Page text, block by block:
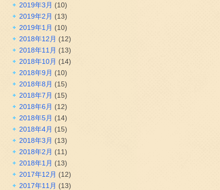
2019年3月 (10)
2019年2月 (13)
2019年1月 (10)
2018年12月 (12)
2018年11月 (13)
2018年10月 (14)
2018年9月 (10)
2018年8月 (15)
2018年7月 (15)
2018年6月 (12)
2018年5月 (14)
2018年4月 (15)
2018年3月 (13)
2018年2月 (11)
2018年1月 (13)
2017年12月 (12)
2017年11月 (13)